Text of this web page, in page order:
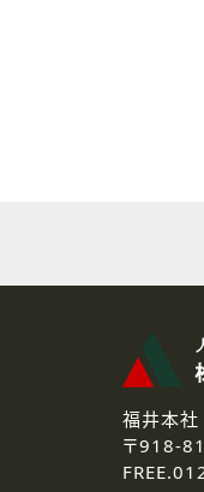
福井本社
〒918-
FREE.